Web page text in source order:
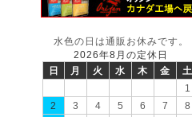
水色の日は通販お休みです。
2026年8月の定休日
日
月 火 水 木 金
土
1
2
3 4 5 6 7
8